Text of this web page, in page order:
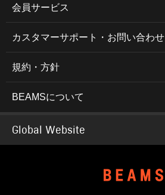
会員サービス
カスタマーサポート・お問い合わせ
規約・方針
BEAMSについて
Global Website